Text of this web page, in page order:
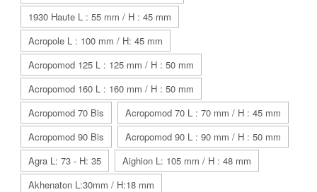
1930 Haute L : 55 mm / H : 45 mm
Acropole L : 100 mm / H: 45 mm
Acropomod 125 L : 125 mm / H : 50 mm
Acropomod 160 L : 160 mm / H : 50 mm
Acropomod 70 Bis
Acropomod 70 L : 70 mm / H : 45 mm
Acropomod 90 Bis
Acropomod 90 L : 90 mm / H : 50 mm
Agra L: 73 - H: 35
Aighion L: 105 mm / H : 48 mm
Akhenaton L:30mm / H:18 mm